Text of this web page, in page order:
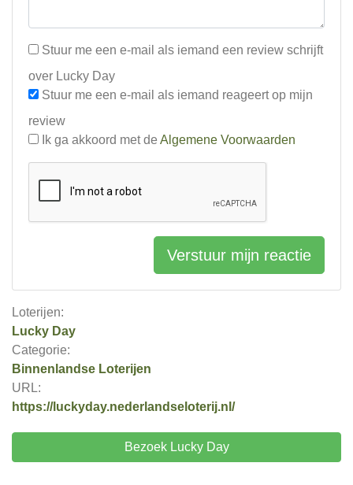
Loterijen:
Lucky Day
Categorie:
Binnenlandse Loterijen
URL:
https://luckyday.nederlandseloterij.nl/
Bezoek Lucky Day
Stuur me een e-mail als iemand een review schrijft
over Lucky Day
Stuur me een e-mail als iemand reageert op mijn
review
Ik ga akkoord met de Algemene Voorwaarden
Verstuur mijn reactie